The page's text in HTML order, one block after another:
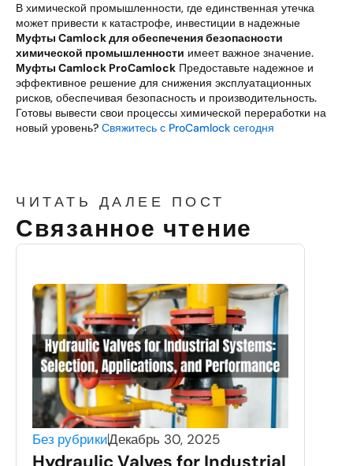
В химической промышленности, где единственная утечка
может привести к катастрофе, инвестиции в надежные
Муфты Camlock для обеспечения безопасности
химической промышленности имеет важное значение.
Муфты Camlock ProCamlock Предоставьте надежное и
эффективное решение для снижения эксплуатационных
рисков, обеспечивая безопасность и производительность.
Готовы вывести свои процессы химической переработки на
новый уровень? Свяжитесь с ProCamlock сегодня
ЧИТАТЬ ДАЛЕЕ ПОСТ
Связанное чтение
Без рубрикиДекабрь 30, 2025